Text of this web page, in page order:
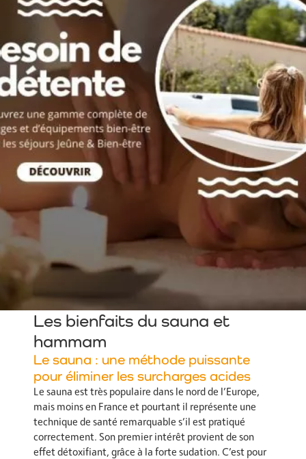
Les bienfaits du sauna et
hammam
Le sauna : une méthode puissante
pour éliminer les surcharges acides
Le sauna est très populaire dans le nord de l’Europe,
mais moins en France et pourtant il représente une
technique de santé remarquable s’il est pratiqué
correctement. Son premier intérêt provient de son
effet détoxifiant, grâce à la forte sudation. C’est pour